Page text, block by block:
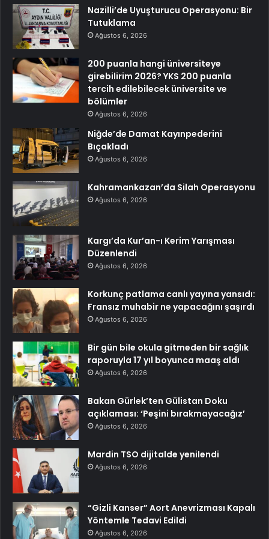
Nazilli’de Uyuşturucu Operasyonu: Bir
Tutuklama
Ağustos 6, 2026
200 puanla hangi üniversiteye
girebilirim 2026? YKS 200 puanla
tercih edilebilecek üniversite ve
bölümler
Ağustos 6, 2026
Niğde’de Damat Kayınpederini
Bıçakladı
Ağustos 6, 2026
Kahramankazan’da Silah Operasyonu
Ağustos 6, 2026
Kargı’da Kur’an-ı Kerim Yarışması
Düzenlendi
Ağustos 6, 2026
Korkunç patlama canlı yayına yansıdı:
Fransız muhabir ne yapacağını şaşırdı
Ağustos 6, 2026
Bir gün bile okula gitmeden bir sağlık
raporuyla 17 yıl boyunca maaş aldı
Ağustos 6, 2026
Bakan Gürlek’ten Gülistan Doku
açıklaması: ‘Peşini bırakmayacağız’
Ağustos 6, 2026
Mardin TSO dijitalde yenilendi
Ağustos 6, 2026
“Gizli Kanser” Aort Anevrizması Kapalı
Yöntemle Tedavi Edildi
Ağustos 6, 2026